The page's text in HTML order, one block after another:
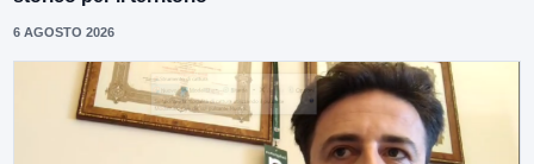
6 AGOSTO 2026